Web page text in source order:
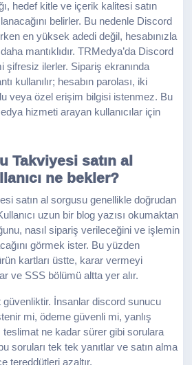
hedef kitle ve içerik kalitesi satın
belirler. Bu nedenle Discord
en yüksek adedi değil, hesabınızla
mantıklıdır. TRMedya’da Discord
şifresiz ilerler. Sipariş ekranında
kullanılır; hesabın parolası, iki
veya özel erişim bilgisi istenmez. Bu
hizmeti arayan kullanıcılar için
Takviyesi satın al
ne bekler?
satın al sorgusu genellikle doğrudan
uzun bir blog yazısı okumaktan
nasıl sipariş verileceğini ve işlemin
görmek ister. Bu yüzden
kartları üstte, karar vermeyi
ve SSS bölümü altta yer alır.
İnsanlar discord sunucu
mi, ödeme güvenli mi, yanlış
teslimat ne kadar sürer gibi sorulara
soruları tek tek yanıtlar ve satın alma
tereddütleri azaltır.